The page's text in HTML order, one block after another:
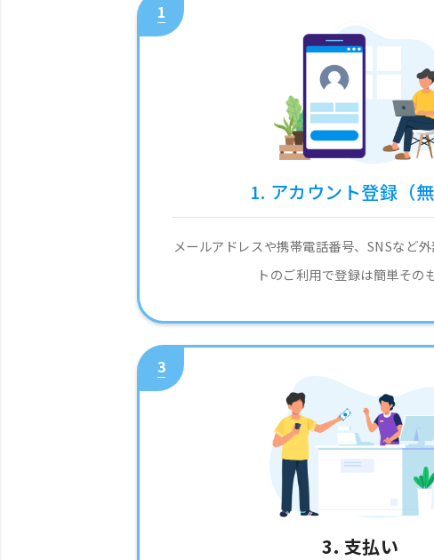
1
1. アカウント登録（無
メールアドレスや携帯電話番号、SNSなど
トのご利用で登録は簡単その
3
3. 支払い